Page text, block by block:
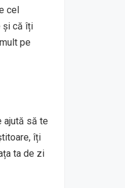
cel
și că îți
pe
ajută să te
îți
ta de zi